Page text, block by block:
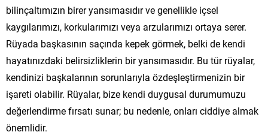
bilinçaltımızın birer yansımasıdır ve genellikle içsel
kaygılarımızı, korkularımızı veya arzularımızı ortaya serer.
Rüyada başkasının saçında kepek görmek, belki de kendi
hayatınızdaki belirsizliklerin bir yansımasıdır. Bu tür rüyalar,
kendinizi başkalarının sorunlarıyla özdeşleştirmenizin bir
işareti olabilir. Rüyalar, bize kendi duygusal durumumuzu
değerlendirme fırsatı sunar; bu nedenle, onları ciddiye almak
önemlidir.